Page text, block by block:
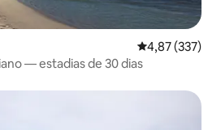
4,87 de uma
4,87 (337)
— estadias de 30 dias